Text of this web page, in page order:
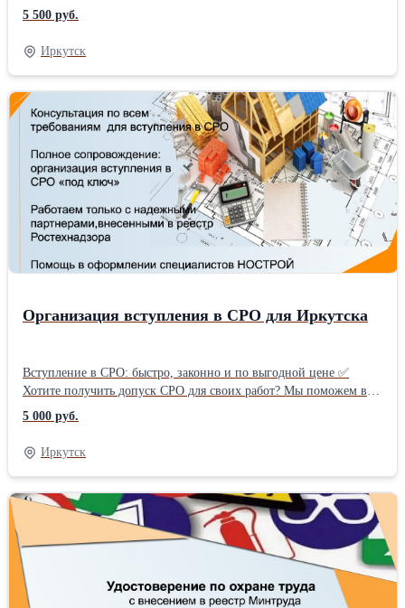
поможем тебе получить заветную «корочку» промышленного
альпиниста, не отрываясь от дивана! Как это работает? 1. Ты
звонишь&amp;amp;amp;#x2F;пишешь нам 2.Мы всё делаем за
тебя (дистанционно, конечно же ) 3.Получаешь официальное
удостоверение любого разряда! ✅ 4.PROFIT! 💵 (теперь ты
высокооплачиваемый специалист) Всё по честной цене – 5500
рублей! И да, мы требуем от тебя минимум документов. Мы не
коррупционеры, мы твои помощники! Готов покорять вершины?
Жми «Получить консультацию»! Это бесплатно!
5 500 руб.
Иркутск
Организация вступления в СРО для Иркутска
Вступление в СРО: быстро, законно и по выгодной цене ✅
Хотите получить допуск СРО для своих работ? Мы поможем вам
вступить в СРО без лишних хлопот! 😊 Наши услуги: • 🔍
Консультация по всем требованиям для вступления в СРО. • 🗝️
Полное сопровождение: организация вступления в СРО «под
ключ». • 👍 Работаем только с надежными партнерами,
внесенными в реестр Ростехнадзора. • 👨💼 Помощь в
оформлении специалистов НОСТРОЙ или предоставление
готовых. Ответим на главные вопросы: • Сколько стоит вступить
в СРО? (Рассчитаем точную стоимость вступления в СРО). •
Какие сроки вступления в СРО? (Назовем четкие даты). ⏱️ •
Стоит ли вступать в СРО? (Расскажем о плюсах и
необходимости) Получить допуск СРО с нами — просто! 💬
5 000 руб.
Иркутск